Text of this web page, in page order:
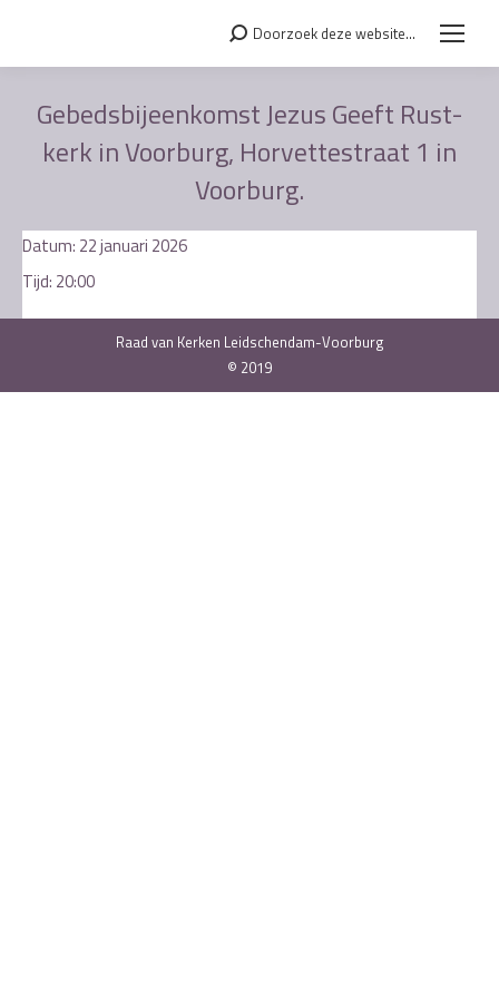
Search:Doorzoek deze website...
Gebedsbijeenkomst Jezus Geeft Rust-
kerk in Voorburg, Horvettestraat 1 in
Voorburg.
Datum: 22 januari 2026
Tijd: 20:00
Raad van Kerken Leidschendam-Voorburg
© 2019